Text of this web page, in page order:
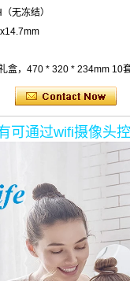
无冻结）
盒，470 * 320 * 234mm 10
可通过wifi摄像头